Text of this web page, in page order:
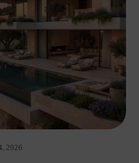
2026